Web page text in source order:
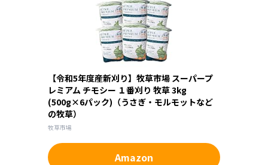
【令和5年度産新刈り】牧草市場 スーパープ
レミアム チモシー １番刈り 牧草 3kg
(500g×6パック)（うさぎ・モルモットなど
の牧草）
牧草市場
Amazon